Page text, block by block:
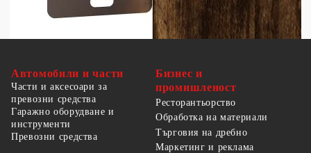
Автомобили и части
Части и аксесоари за
превозни средства
Гаражно оборудване и
инструменти
Превозни средства
Бизнес и
промишленост
Ресторантьорство
Обработка на материали
Търговия на дребно
Маркетинг и реклама